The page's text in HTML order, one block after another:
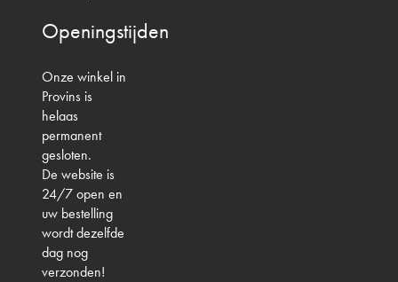
Openingstijden
Onze winkel in
Provins is
helaas
permanent
gesloten.
De website is
24/7 open en
uw bestelling
wordt dezelfde
dag nog
verzonden!